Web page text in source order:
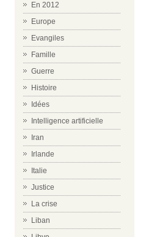
En 2012
Europe
Evangiles
Famille
Guerre
Histoire
Idées
Intelligence artificielle
Iran
Irlande
Italie
Justice
La crise
Liban